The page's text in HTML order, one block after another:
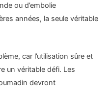
ou d’embolie
années, la seule véritable
car l’utilisation sûre et
un véritable défi. Les
devront